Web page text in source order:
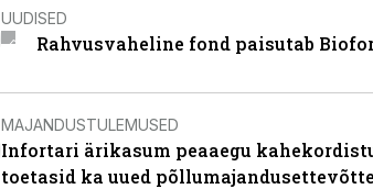
UUDISED
Rahvusvaheline fond paisutab
MAJANDUSTULEMUSED
Infortari ärikasum peaaegu
toetasid ka uued